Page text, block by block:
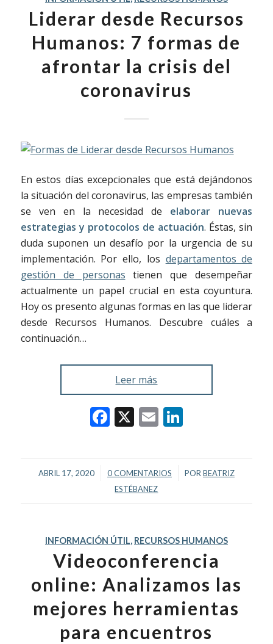
Liderar desde Recursos
Humanos: 7 formas de
afrontar la crisis del
coronavirus
En estos días excepcionales que está dejándonos
la situación del coronavirus, las empresas también
se ven en la necesidad de elaborar nuevas
estrategias y protocolos de actuación. Éstas, sin
duda suponen un desafío por la urgencia de su
implementación. Por ello, los departamentos de
gestión de personas tienen que desempeñar
actualmente un papel crucial en esta coyuntura.
Hoy os presento algunas formas en las que liderar
desde Recursos Humanos. Descubre cuáles a
continuación…
Leer más
Facebook
X EmailLinkedIn
ABRIL 17, 2020
/ 0 COMENTARIOS
/ PORBEATRIZ
ESTÉBANEZ
INFORMACIÓN ÚTIL, RECURSOS HUMANOS
Videoconferencia
online: Analizamos las
mejores herramientas
para encuentros